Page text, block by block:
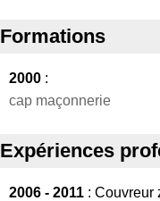
Formations
2000 :
cap maçonnerie
Expériences
2006 - 2011 : Couvreur